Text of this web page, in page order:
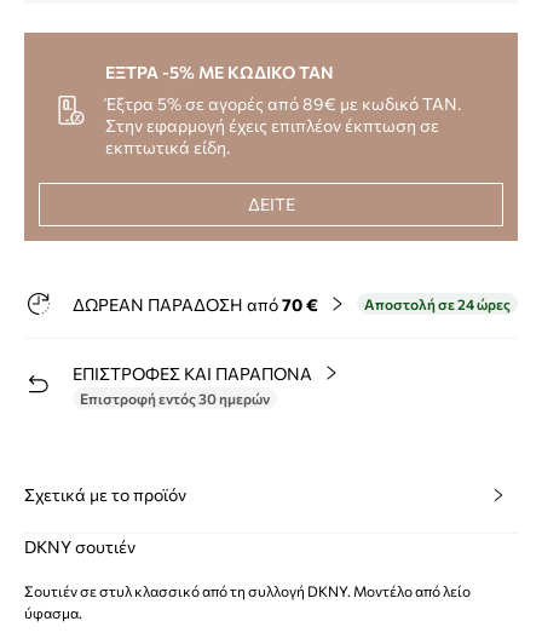
ΕΞΤΡΑ -5% ΜΕ ΚΩΔΙΚΟ TAN
Έξτρα 5% σε αγορές από 89€ με κωδικό TAN.
Στην εφαρμογή έχεις επιπλέον έκπτωση σε
εκπτωτικά είδη.
ΔΕΙΤΕ
ΔΩΡΕΑΝ ΠΑΡΑΔΟΣΗ από70 € Αποστολή σε 24 ώρες
ΕΠΙΣΤΡΟΦΕΣ ΚΑΙ ΠΑΡΑΠΟΝΑ
Επιστροφή εντός 30 ημερών
Σχετικά με το προϊόν
DKNY σουτιέν
Σουτιέν σε στυλ κλασσικό από τη συλλογή DKNY. Μοντέλο από λείο
ύφασμα.